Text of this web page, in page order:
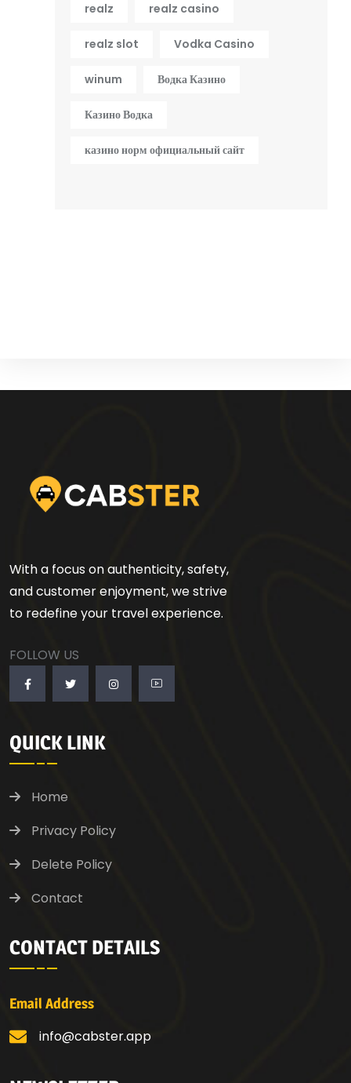
realz realz casino
realz slot Vodka Casino
winum Водка Казино
Казино Водка
казино норм официальный сайт
With a focus on authenticity, safety,
and customer enjoyment, we strive
to redefine your travel experience.
FOLLOW US
QUICK LINK
Home
Privacy Policy
Delete Policy
Contact
CONTACT DETAILS
Email Address
info@cabster.app